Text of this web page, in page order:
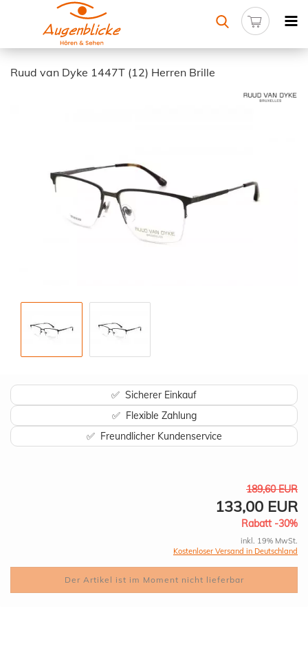
Ruud van Dyke 1447T (12) Herren Brille
✅ Sicherer Einkauf
✅ Flexible Zahlung
✅ Freundlicher Kundenservice
189,60 EUR
133,00 EUR
Rabatt -30%
inkl. 19% MwSt.
Kostenloser Versand in Deutschland